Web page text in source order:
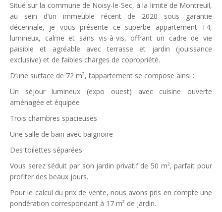
Situé sur la commune de Noisy-le-Sec, à la limite de Montreuil,
au sein d’un immeuble récent de 2020 sous garantie
décennale, je vous présente ce superbe appartement T4,
lumineux, calme et sans vis-à-vis, offrant un cadre de vie
paisible et agréable avec terrasse et jardin (jouissance
exclusive) et de faibles charges de copropriété.
D’une surface de 72 m², l’appartement se compose ainsi :
Un séjour lumineux (expo ouest) avec cuisine ouverte
aménagée et équipée
Trois chambres spacieuses
Une salle de bain avec baignoire
Des toilettes séparées
Vous serez séduit par son jardin privatif de 50 m², parfait pour
profiter des beaux jours.
Pour le calcul du prix de vente, nous avons pris en compte une
pondération correspondant à 17 m² de jardin.